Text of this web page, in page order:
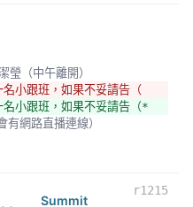
瑩（中午離開）
小跟班，如果不妥請告（
小跟班，如果不妥請告（*
有網路直播連線）
Summit
r1215